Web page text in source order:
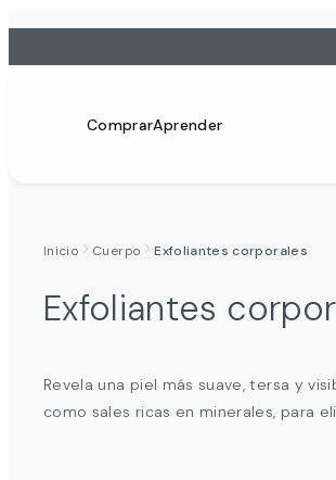
ComprarAprender
Inicio Cuerpo Exfoliantes corporales
Exfoliantes
Revela una piel más suave, tersa y
como sales ricas en minerales, para